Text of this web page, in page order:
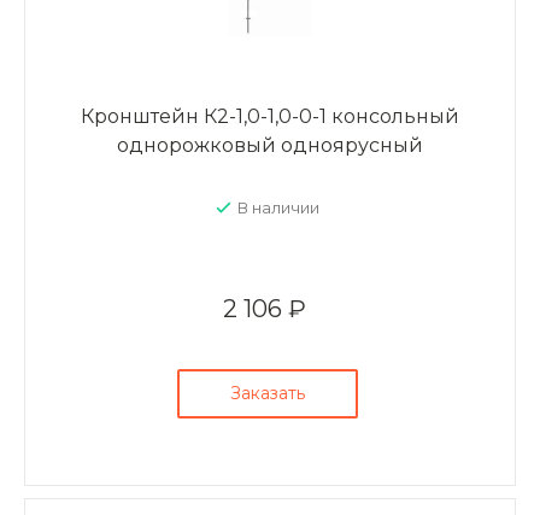
Кронштейн К2-1,0-1,0-0-1 консольный
однорожковый одноярусный
В наличии
2 106 ₽
Заказать